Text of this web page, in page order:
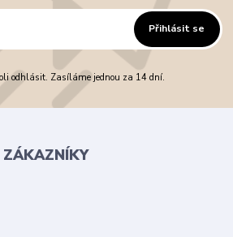
Přihlásit se
odhlásit. Zasíláme jednou za 14 dní.
ZÁKAZNÍKY